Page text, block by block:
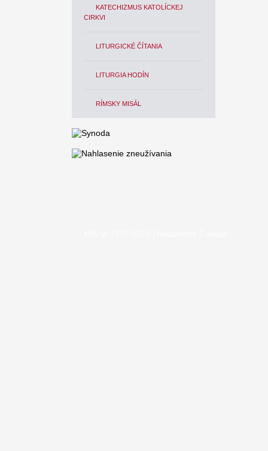
KATECHIZMUS KATOLÍCKEJ
CIRKVI
LITURGICKÉ ČÍTANIA
LITURGIA HODÍN
RÍMSKY MISÁL